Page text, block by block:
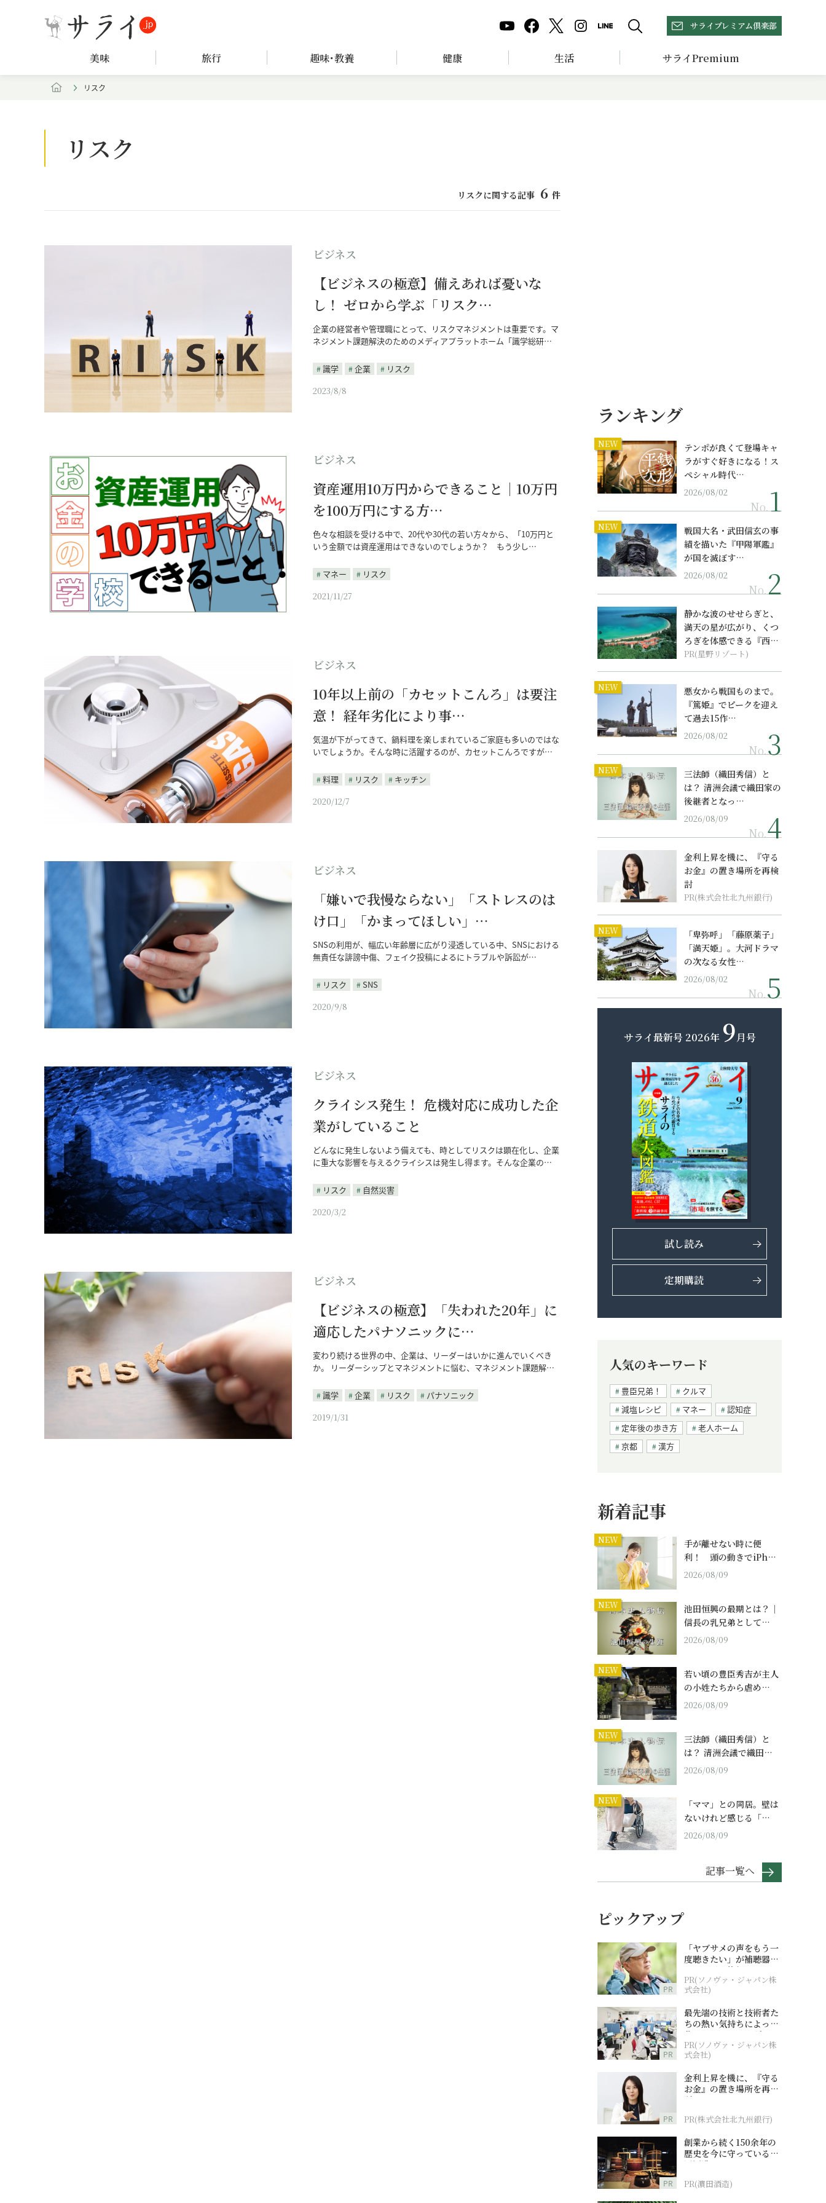
サライプレミアム倶楽部
美味 旅行 趣味･教養 健康 生活 サライPremium
リスク
リスク
リスクに関する記事 6 件
ビジネス
【ビジネスの極意】備えあれば憂いな
し！ ゼロから学ぶ「リスク…
企業の経営者や管理職にとって、リスクマネジメントは重要です。マ
ネジメント課題解決のためのメディアプラットホーム「識学総研…
識学 企業
リスク
2023/8/8
ビジネス
資産運用10万円からできること｜10万円
を100万円にする方…
色々な相談を受ける中で、20代や30代の若い方々から、「10万円と
いう金額では資産運用はできないのでしょうか？ もう少し…
マネー
リスク
2021/11/27
ビジネス
10年以上前の「カセットこんろ」は要注
意！ 経年劣化により事…
気温が下がってきて、鍋料理を楽しまれているご家庭も多いのではな
いでしょうか。そんな時に活躍するのが、カセットこんろですが…
料理 リスク
キッチン
2020/12/7
ビジネス
「嫌いで我慢ならない」「ストレスのは
け口」「かまってほしい」…
SNSの利用が、幅広い年齢層に広がり浸透している中、SNSにおける
無責任な誹謗中傷、フェイク投稿によるにトラブルや訴訟が…
リスク
SNS
2020/9/8
ビジネス
クライシス発生！ 危機対応に成功した企
業がしていること
どんなに発生しないよう備えても、時としてリスクは顕在化し、企業
に重大な影響を与えるクライシスは発生し得ます。そんな企業の…
リスク
自然災害
2020/3/2
ビジネス
【ビジネスの極意】「失われた20年」に
適応したパナソニックに…
変わり続ける世界の中、企業は、リーダーはいかに進んでいくべき
か。 リーダーシップとマネジメントに悩む、マネジメント課題解…
識学 企業 リスク
パナソニック
2019/1/31
ランキング
NEW
テンポが良くて登場キャ
ラがすぐ好きになる！ス
ペシャル時代…
2026/08/02
No.
NEW
戦国大名・武田信玄の事
績を描いた『甲陽軍鑑』
が国を滅ぼす…
2026/08/02
No.
静かな波のせせらぎと、
満天の星が広がり、くつ
ろぎを体感できる『西表
島ホテル by...
PR(星野リゾート)
NEW
悪女から戦国ものまで。
『篤姫』でピークを迎え
て過去15作…
2026/08/02
No.
NEW
三法師（織田秀信）と
は？ 清洲会議で織田家の
後継者となっ…
2026/08/09
No.
金利上昇を機に、『守る
お金』の置き場所を再検
討
PR(株式会社北九州銀行)
NEW
「卑弥呼」「藤原薬子」
「満天姫」。大河ドラマ
の次なる女性…
2026/08/02
No.
サライ最新号 2026年 9月号
試し読み
定期購読
人気のキーワード
豊臣兄弟！
クルマ
減塩レシピ
マネー
認知症
定年後の歩き方
老人ホーム
京都
漢方
新着記事
NEW
手が離せない時に便
利！ 頭の動きでiPh…
2026/08/09
NEW
池田恒興の最期とは？｜
信長の乳兄弟として…
2026/08/09
NEW
若い頃の豊臣秀吉が主人
の小姓たちから虐め…
2026/08/09
NEW
三法師（織田秀信）と
は？ 清洲会議で織田…
2026/08/09
NEW
「ママ」との同居。壁は
ないけれど感じる「…
2026/08/09
記事一覧へ
ピックアップ
PR
「ヤブサメの声をもう一
度聴きたい」が補聴器チ
ャレンジの後押しに
PR(ソノヴァ・ジャパン株
式会社)
PR
最先端の技術と技術者た
ちの熱い気持ちによって
作られているオーダーメ
イド補聴器
PR(ソノヴァ・ジャパン株
式会社)
PR
金利上昇を機に、『守る
お金』の置き場所を再検
討
PR(株式会社北九州銀行)
PR
創業から続く150余年の
歴史を今に守っている濵
田酒造
PR(濵田酒造)